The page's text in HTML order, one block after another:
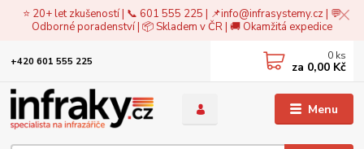
⭐ 20+ let zkušeností | 📞 601 555 225 | 📌info@infrasystemy.cz| 💬
Odborné poradenství | 📦 Skladem v ČR | 🚚 Okamžitá expedice
Menu
+420 601 555 225 0 ks
za 0,00 Kč